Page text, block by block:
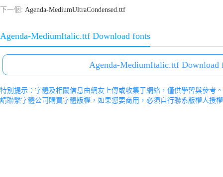
下一個: Agenda-MediumUltraCondensed.ttf
Agenda-MediumItalic.ttf Download fonts
Agenda-MediumItalic.ttf Download
特別提示：字體及相關信息由網友上傳或收集于網絡，僅供學習與參考
請聯繫字體公司購買字體版權，如果您要商用，必須自行聯系版權人授